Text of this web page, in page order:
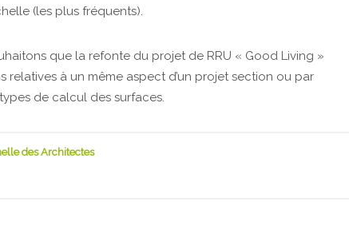
(les plus fréquents).
que la refonte du projet de RRU « Good Living »
relatives à un même aspect d’un projet section ou par
de calcul des surfaces.
des Architectes